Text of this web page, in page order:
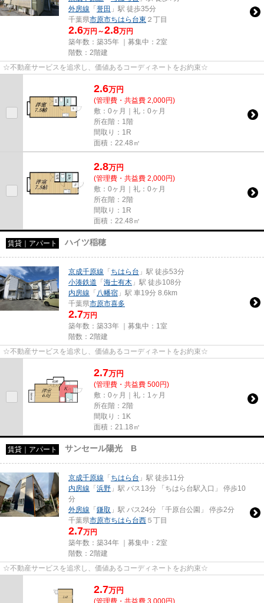
外房線 「誉田 」駅 徒歩35分
千葉県市原市ちはら台東 ２丁目
2.6万円～2.8万円
築年数：築35年 ｜募集中： 2室
階数：2階建
☆不動産サービスを追求し、価値あるコーディネートをお約束☆
2.6万円
(管理費・共益費 2,000円)
敷：0ヶ月｜礼：0ヶ月
所在階：1階
間取り：1R
面積：22.48㎡
2.8万円
(管理費・共益費 2,000円)
敷：0ヶ月｜礼：0ヶ月
所在階：2階
間取り：1R
面積：22.48㎡
賃貸｜アパート ハイツ稲穂
京成千原線 「ちはら台 」駅 徒歩53分
小湊鉄道 「海士有木 」駅 徒歩108分
内房線 「 八幡宿 」駅 車19分 8.6km
千葉県市原市喜多
2.7万円
築年数：築33年 ｜募集中： 1室
階数：2階建
☆不動産サービスを追求し、価値あるコーディネートをお約束☆
2.7万円
(管理費・共益費 500円)
敷：0ヶ月｜礼：1ヶ月
所在階：2階
間取り：1K
面積：21.18㎡
賃貸｜アパート サンセール陽光 B
京成千原線 「ちはら台 」駅 徒歩11分
内房線 「浜野 」駅 バス13分 「ちはら台駅入口」 停歩10
分
外房線 「鎌取 」駅 バス24分 「千原台公園」 停歩2分
千葉県市原市ちはら台西 ５丁目
2.7万円
築年数：築34年 ｜募集中： 2室
階数：2階建
☆不動産サービスを追求し、価値あるコーディネートをお約束☆
2.7万円
(管理費・共益費 3,000円)